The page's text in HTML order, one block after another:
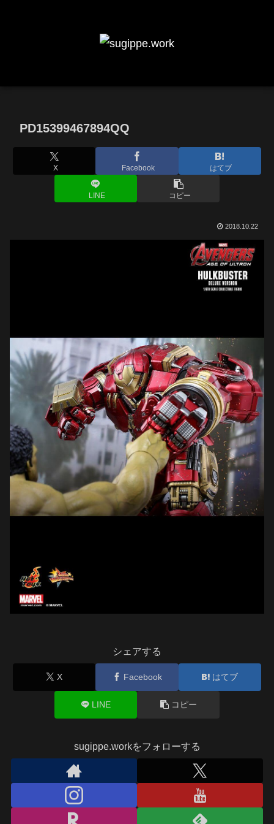
PD15399467894QQ
X Facebook はてブ
LINE コピー
2018.10.22
シェアする
X Facebook はてブ
LINE コピー
sugippe.workをフォローする